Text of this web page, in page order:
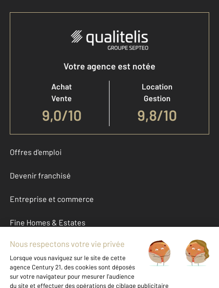
Votre agence est notée
Achat
Vente
9,0/10
Location
Gestion
9,8/10
Offres d'emploi
Devenir franchisé
Entreprise et commerce
Fine Homes & Estates
À propos
International